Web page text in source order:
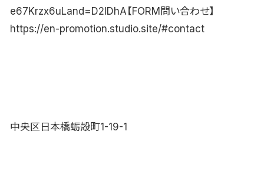
e67Krzx6uLand=D2lDhA【FORM問い合わせ】
https://en-promotion.studio.site/#contact
中央区日本橋蛎殻町1-19-1